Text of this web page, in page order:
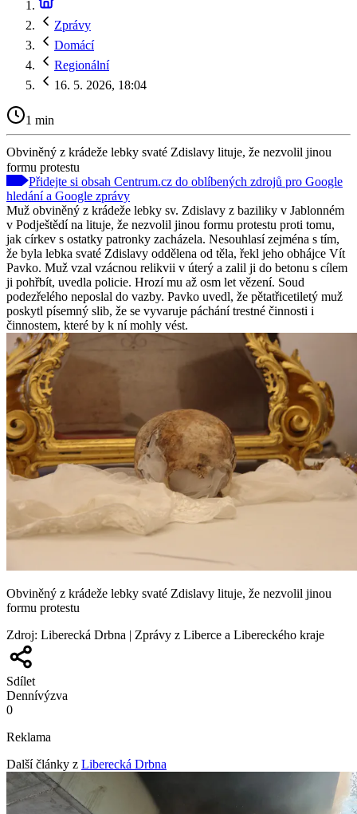
Zprávy
Domácí
Regionální
16. 5. 2026, 18:04
1 min
Obviněný z krádeže lebky svaté Zdislavy lituje, že nezvolil jinou
formu protestu
Přidejte si obsah Centrum.cz do oblíbených zdrojů pro Google
hledání a Google zprávy
Muž obviněný z krádeže lebky sv. Zdislavy z baziliky v Jablonném
v Podještědí na lituje, že nezvolil jinou formu protestu proti tomu,
jak církev s ostatky patronky zacházela. Nesouhlasí zejména s tím,
že byla lebka svaté Zdislavy oddělena od těla, řekl jeho obhájce Vít
Pavko. Muž vzal vzácnou relikvii v úterý a zalil ji do betonu s cílem
ji pohřbít, uvedla policie. Hrozí mu až osm let vězení. Soud
podezřelého neposlal do vazby. Pavko uvedl, že pětatřicetiletý muž
poskytl písemný slib, že se vyvaruje páchání trestné činnosti i
činnostem, které by k ní mohly vést.
Obviněný z krádeže lebky svaté Zdislavy lituje, že nezvolil jinou
formu protestu
Zdroj: Liberecká Drbna | Zprávy z Liberce a Libereckého kraje
Sdílet
Dennívýzva
0
Reklama
Další články z Liberecká Drbna